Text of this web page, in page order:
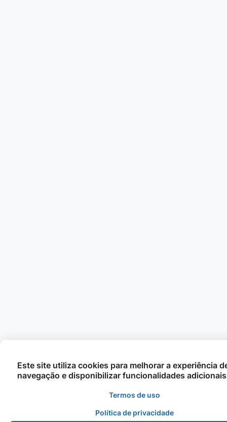
Este site utiliza cookies para melhorar a experiência
navegação e disponibilizar funcionalidades adicionais
Termos de uso
Política de privacidade